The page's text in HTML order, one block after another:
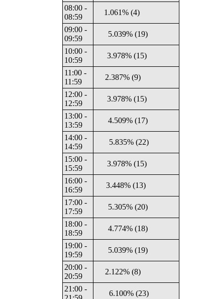
08:00 -
08:59
1.061% (4)
09:00 -
09:59
5.039% (19)
10:00 -
10:59
3.978% (15)
11:00 -
11:59
2.387% (9)
12:00 -
12:59
3.978% (15)
13:00 -
13:59
4.509% (17)
14:00 -
14:59
5.835% (22)
15:00 -
15:59
3.978% (15)
16:00 -
16:59
3.448% (13)
17:00 -
17:59
5.305% (20)
18:00 -
18:59
4.774% (18)
19:00 -
19:59
5.039% (19)
20:00 -
20:59
2.122% (8)
21:00 -
6.100% (23)